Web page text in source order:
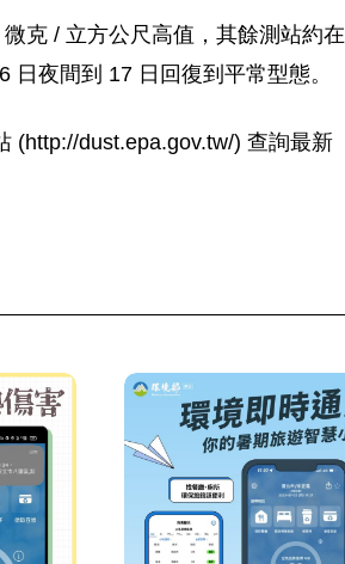
克 / 立方公尺高值，其餘測站約在
夜間到 17 日回復到平常型態。
(http://dust.epa.gov.tw/) 查詢最新